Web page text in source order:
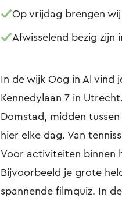
Op vrijdag brengen
Afwisselend bezig
In de wijk Oog in Al vind
Kennedylaan 7 in
Domstad, midden
hier elke dag. Van
Voor activiteiten binnen
Bijvoorbeeld je grote
spannende filmquiz. In